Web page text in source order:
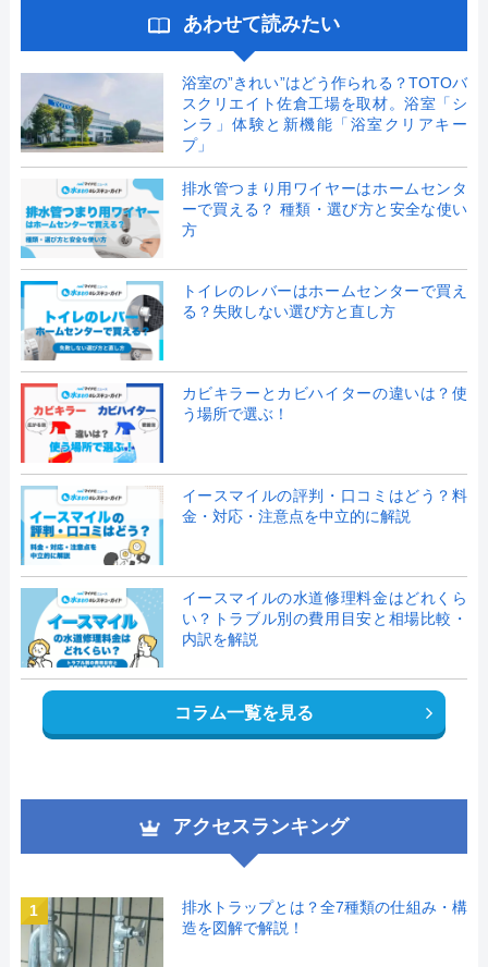
あわせて読みたい
浴室の”きれい”はどう作られる？TOTOバ
スクリエイト佐倉工場を取材。浴室「シ
ンラ」体験と新機能「浴室クリアキー
プ」
排水管つまり用ワイヤーはホームセンタ
ーで買える？ 種類・選び方と安全な使い
方
トイレのレバーはホームセンターで買え
る？失敗しない選び方と直し方
カビキラーとカビハイターの違いは？使
う場所で選ぶ！
イースマイルの評判・口コミはどう？料
金・対応・注意点を中立的に解説
イースマイルの水道修理料金はどれくら
い？トラブル別の費用目安と相場比較・
内訳を解説
コラム一覧を見る
アクセスランキング
1
排水トラップとは？全7種類の仕組み・構
造を図解で解説！